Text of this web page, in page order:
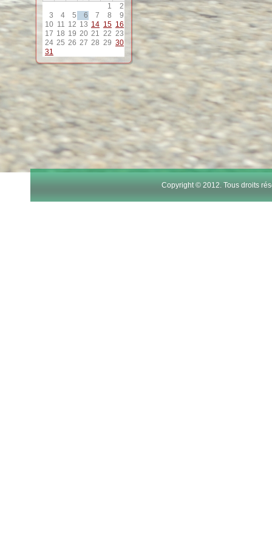
1
2
3
4 5 6 7 8
9
10 11 12 13 14 15 16
17 18 19 20 21 22 23
24 25 26 27 28 29 30
31
Copyright © 2012. Tous droits